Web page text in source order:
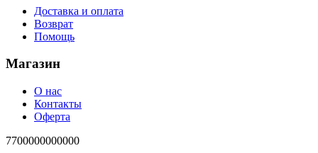
Доставка и оплата
Возврат
Помощь
Магазин
О нас
Контакты
Оферта
7700000000000